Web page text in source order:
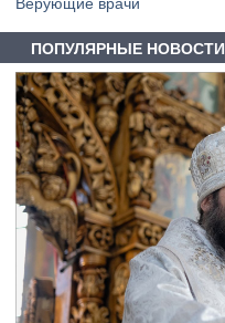
Верующие врачи
ПОПУЛЯРНЫЕ НОВОСТИ